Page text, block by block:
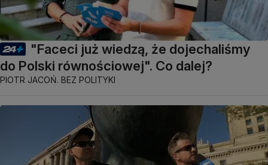
"Faceci już wiedzą, że dojechaliśmy
do Polski równościowej". Co dalej?
PIOTR JACOŃ. BEZ POLITYKI